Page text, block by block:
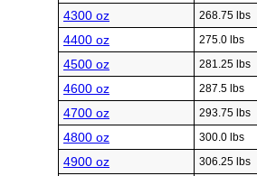
4300 oz 268.75 lbs
4400 oz 275.0 lbs
4500 oz 281.25 lbs
4600 oz 287.5 lbs
4700 oz 293.75 lbs
4800 oz 300.0 lbs
4900 oz 306.25 lbs